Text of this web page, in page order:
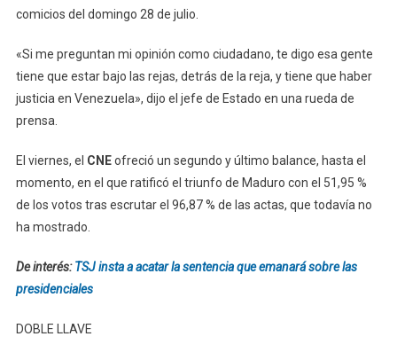
comicios del domingo 28 de julio.
«Si me preguntan mi opinión como ciudadano, te digo esa gente
tiene que estar bajo las rejas, detrás de la reja, y tiene que haber
justicia en Venezuela», dijo el jefe de Estado en una rueda de
prensa.
El viernes, el CNEofreció un segundo y último balance, hasta el
momento, en el que ratificó el triunfo de Maduro con el 51,95 %
de los votos tras escrutar el 96,87 % de las actas, que todavía no
ha mostrado.
De interés:TSJ insta a acatar la sentencia que emanará sobre las
presidenciales
DOBLE LLAVE